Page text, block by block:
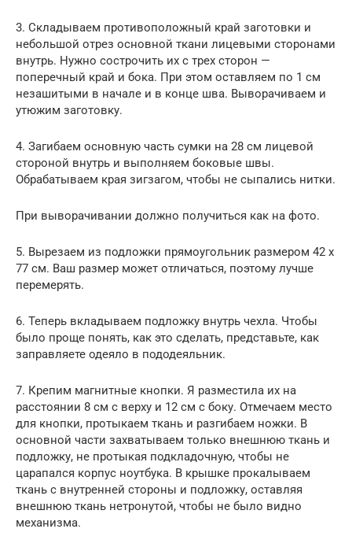
3. Складываем противоположный край заготовки и
небольшой отрез основной ткани лицевыми сторонами
внутрь. Нужно сострочить их с трех сторон —
поперечный край и бока. При этом оставляем по 1 см
незашитыми в начале и в конце шва. Выворачиваем и
утюжим заготовку.
4. Загибаем основную часть сумки на 28 см лицевой
стороной внутрь и выполняем боковые швы.
Обрабатываем края зигзагом, чтобы не сыпались нитки.
При выворачивании должно получиться как на фото.
5. Вырезаем из подложки прямоугольник размером 42 х
77 см. Ваш размер может отличаться, поэтому лучше
перемерять.
6. Теперь вкладываем подложку внутрь чехла. Чтобы
было проще понять, как это сделать, представьте, как
заправляете одеяло в пододеяльник.
7. Крепим магнитные кнопки. Я разместила их на
расстоянии 8 см с верху и 12 см с боку. Отмечаем место
для кнопки, протыкаем ткань и разгибаем ножки. В
основной части захватываем только внешнюю ткань и
подложку, не протыкая подкладочную, чтобы не
царапался корпус ноутбука. В крышке прокалываем
ткань с внутренней стороны и подложку, оставляя
внешнюю ткань нетронутой, чтобы не было видно
механизма.